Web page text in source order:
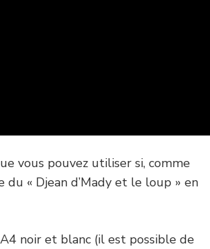
vous pouvez utiliser si, comme
« Djean d’Mady et le loup » en
noir et blanc (il est possible de